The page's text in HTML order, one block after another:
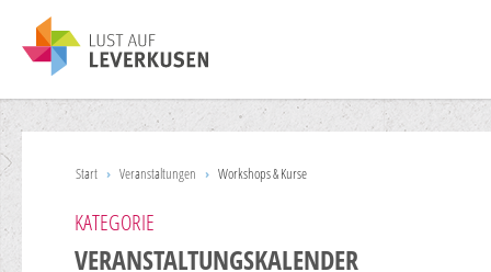
Start › Veranstaltungen › Workshops & Kurse
KATEGORIE
VERANSTALTUNGSKALENDER